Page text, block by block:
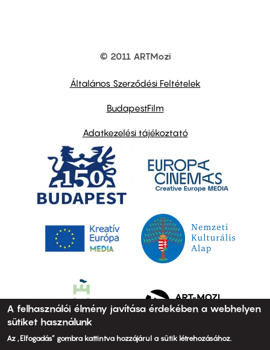
© 2011 ARTMozi
Általános Szerződési Feltételek
BudapestFilm
Adatkezelési tájékoztató
A felhasználói élmény javítása érdekében a webhelyen
sütiket használunk
Az „Elfogadás” gombra kattintva hozzájárul a sütik létrehozásához.